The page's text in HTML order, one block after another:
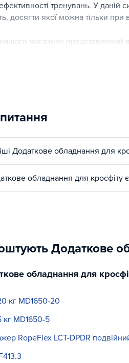
тренувань. У даній
досягти якої можна тільки
нашого магазину
з усього сучасного
і ProForm, вже не перший рік
сайті представлено
Ви без зусиль зможете
і кращі ціни
дистриб'ютором
діють різноманітні акції,
успішній співпраці компанії з
допоможуть Вам
Додаткове обладнання для
обладнання для кросфіту
Додаткове
обладнання для
кг MD1650-20
MD1650-5
RopeFlex LCT-DPDR